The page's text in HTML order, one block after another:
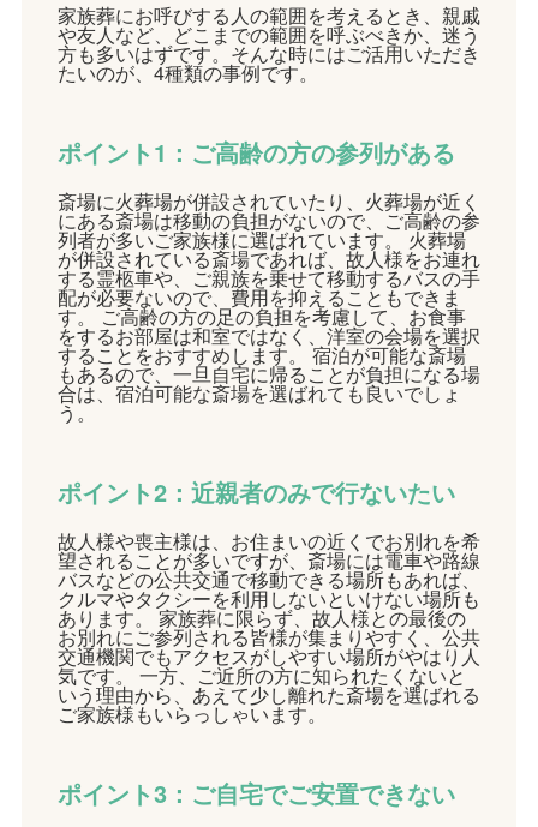
家族葬にお呼びする人の範囲を考えるとき、親戚
や友人など、どこまでの範囲を呼ぶべきか、迷う
方も多いはずです。そんな時にはご活用いただき
たいのが、4種類の事例です。
ポイント1：ご高齢の方の参列がある
斎場に火葬場が併設されていたり、火葬場が近く
にある斎場は移動の負担がないので、ご高齢の参
列者が多いご家族様に選ばれています。 火葬場
が併設されている斎場であれば、故人様をお連れ
する霊柩車や、ご親族を乗せて移動するバスの手
配が必要ないので、費用を抑えることもできま
す。 ご高齢の方の足の負担を考慮して、お食事
をするお部屋は和室ではなく、洋室の会場を選択
することをおすすめします。 宿泊が可能な斎場
もあるので、一旦自宅に帰ることが負担になる場
合は、宿泊可能な斎場を選ばれても良いでしょ
う。
ポイント2：近親者のみで行ないたい
故人様や喪主様は、お住まいの近くでお別れを希
望されることが多いですが、斎場には電車や路線
バスなどの公共交通で移動できる場所もあれば、
クルマやタクシーを利用しないといけない場所も
あります。 家族葬に限らず、故人様との最後の
お別れにご参列される皆様が集まりやすく、公共
交通機関でもアクセスがしやすい場所がやはり人
気です。 一方、ご近所の方に知られたくないと
いう理由から、あえて少し離れた斎場を選ばれる
ご家族様もいらっしゃいます。
ポイント3：ご自宅でご安置できない